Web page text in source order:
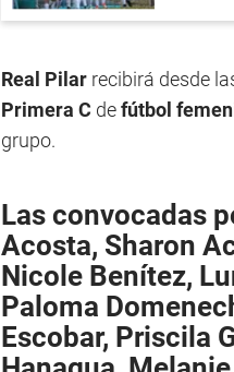
Real Pilar recibirá desde
Primera C defútbol
grupo.
Las convocadas
Acosta, Sharon
Nicole Benítez,
Paloma
Escobar, Priscila